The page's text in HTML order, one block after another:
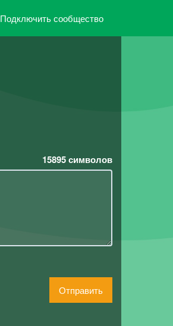
Подключить сообщество
15895символов
Отправить